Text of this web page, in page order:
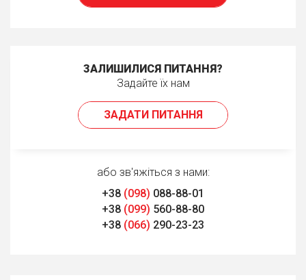
ЗАЛИШИЛИСЯ ПИТАННЯ?
Задайте їх нам
ЗАДАТИ ПИТАННЯ
або зв'яжіться з нами:
+38 (098) 088-88-01
+38 (099) 560-88-80
+38 (066) 290-23-23